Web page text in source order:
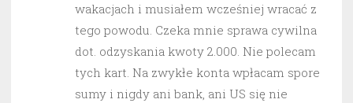
wakacjach i musiałem wcześniej wracać z
tego powodu. Czeka mnie sprawa cywilna
dot. odzyskania kwoty 2.000. Nie polecam
tych kart. Na zwykłe konta wpłacam spore
sumy i nigdy ani bank, ani US się nie